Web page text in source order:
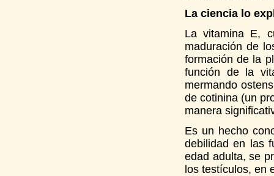
La ciencia lo
La vitamina E,
maduración de
formación de la
función de la
mermando
de cotinina (un
manera
Es un hecho
debilidad en las
edad adulta, se
los testículos, en